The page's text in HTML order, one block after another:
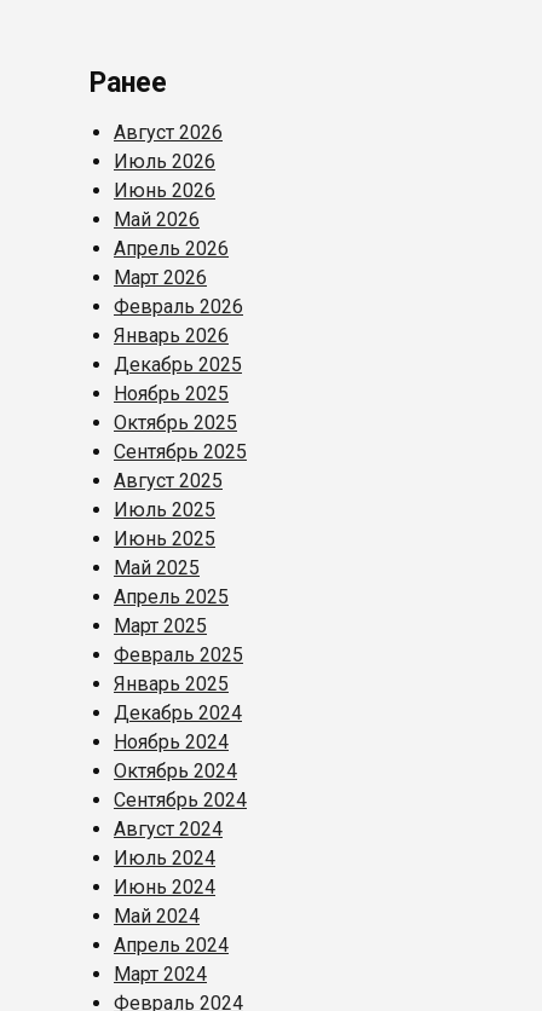
Ранее
Август 2026
Июль 2026
Июнь 2026
Май 2026
Апрель 2026
Март 2026
Февраль 2026
Январь 2026
Декабрь 2025
Ноябрь 2025
Октябрь 2025
Сентябрь 2025
Август 2025
Июль 2025
Июнь 2025
Май 2025
Апрель 2025
Март 2025
Февраль 2025
Январь 2025
Декабрь 2024
Ноябрь 2024
Октябрь 2024
Сентябрь 2024
Август 2024
Июль 2024
Июнь 2024
Май 2024
Апрель 2024
Март 2024
Февраль 2024